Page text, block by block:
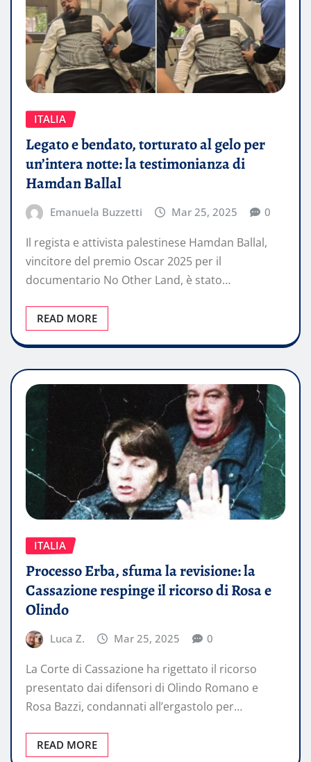
ITALIA
Legato e bendato, torturato al gelo per
un’intera notte: la testimonianza di
Hamdan Ballal
Emanuela Buzzetti Mar 25, 2025 0
Il regista e attivista palestinese Hamdan Ballal,
vincitore del premio Oscar 2025 per il
documentario No Other Land, è stato…
READ MORE
ITALIA
Processo Erba, sfuma la revisione: la
Cassazione respinge il ricorso di Rosa e
Olindo
Luca Z. Mar 25, 2025 0
La Corte di Cassazione ha rigettato il ricorso
presentato dai difensori di Olindo Romano e
Rosa Bazzi, condannati all’ergastolo per…
READ MORE